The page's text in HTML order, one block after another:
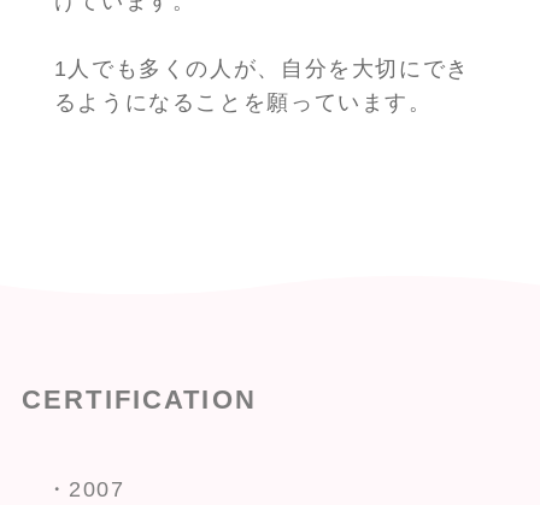
1人でも多くの人が、自分を大切にでき
るようになることを願っています。
CERTIFICATION
・2007